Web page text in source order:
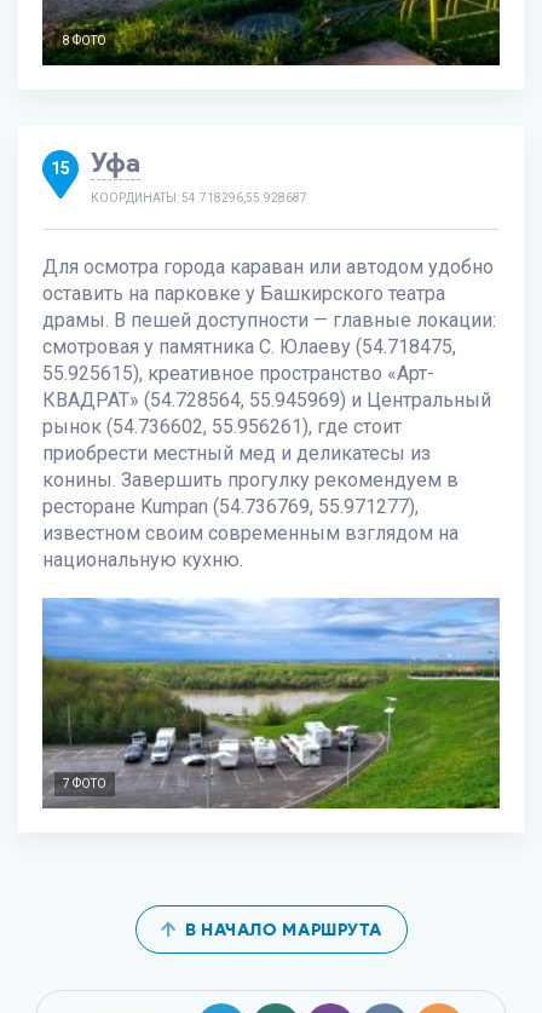
8 ФОТО
15 Уфа
КООРДИНАТЫ: 54.718296,55.928687
Для осмотра города караван или автодом удобно
оставить на парковке у Башкирского театра
драмы. В пешей доступности — главные локации:
смотровая у памятника С. Юлаеву (54.718475,
55.925615), креативное пространство «Арт-
КВАДРАТ» (54.728564, 55.945969) и Центральный
рынок (54.736602, 55.956261), где стоит
приобрести местный мед и деликатесы из
конины. Завершить прогулку рекомендуем в
ресторане Kumpan (54.736769, 55.971277),
известном своим современным взглядом на
национальную кухню.
7 ФОТО
В НАЧАЛО МАРШРУТА